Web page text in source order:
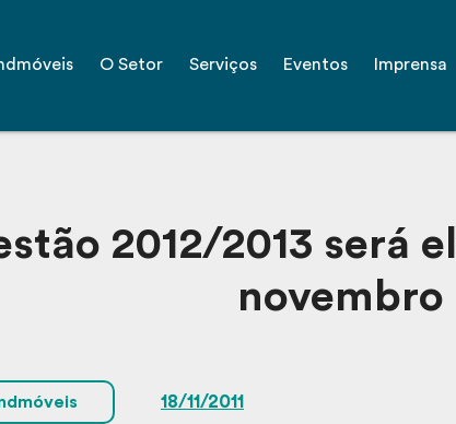
O Setor Serviços Eventos Imprensa
2012/2013 será
novembro
18/11/2011